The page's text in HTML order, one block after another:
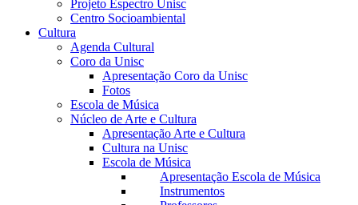
Projeto Espectro Unisc
Centro Socioambiental
Cultura
Agenda Cultural
Coro da Unisc
Apresentação Coro da Unisc
Fotos
Escola de Música
Núcleo de Arte e Cultura
Apresentação Arte e Cultura
Cultura na Unisc
Escola de Música
Apresentação Escola de Música
Instrumentos